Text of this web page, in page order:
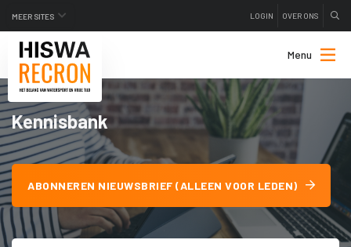
MEER SITES LOGIN OVER ONS
Menu
Kennisbank
ABONNEREN NIEUWSBRIEF (ALLEEN VOOR LEDEN)